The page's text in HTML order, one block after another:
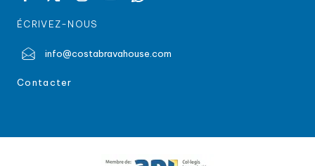
ÉCRIVEZ-NOUS
info@costabravahouse.com
Contacter